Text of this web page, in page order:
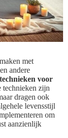
met
andere
voor
technieken zijn
dragen ook
levensstijl
om
aanzienlijk